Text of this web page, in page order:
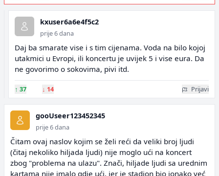
kxuser6a6e4f5c2
prije 6 dana
Daj ba smarate vise i s tim cijenama. Voda na bilo kojoj
utakmici u Evropi, ili koncertu je uvijek 5 i vise eura. Da
ne govorimo o sokovima, pivi itd.
↑ 37 ↓ 14 Prijavi
gooUseer123452345
prije 6 dana
Čitam ovaj naslov kojim se želi reći da veliki broj ljudi
(čitaj nekoliko hiljada ljudi) nije moglo ući na koncert
zbog "problema na ulazu". Znači, hiljade ljudi sa urednim
kartama nije imalo gdje ući, jer je stadion bio ionako već